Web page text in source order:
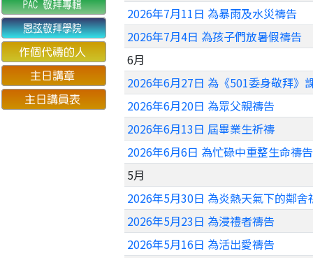
2026年7月11日 為暴雨及水災禱告
2026年7月4日 為孩子們放暑假禱告
6月
2026年6月27日 為《501委身敬拜》
2026年6月20日 為眾父親禱告
2026年6月13日 屆畢業生祈禱
2026年6月6日 為忙碌中重整生命禱告
5月
2026年5月30日 為炎熱天氣下的鄰舍
2026年5月23日 為浸禮者禱告
2026年5月16日 為活出愛禱告